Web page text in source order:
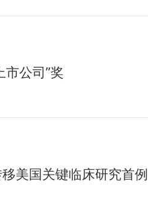
公司”奖
美国关键临床研究首例